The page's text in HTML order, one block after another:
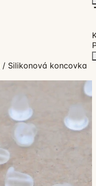
/ Silikonová koncovka